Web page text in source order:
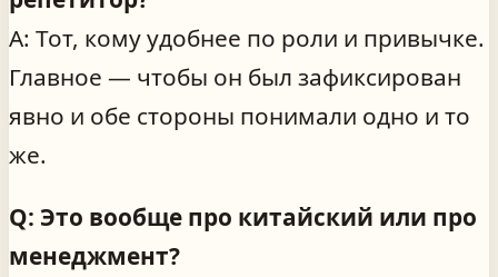
A: Тот, кому удобнее по роли и привычке.
Главное — чтобы он был зафиксирован
явно и обе стороны понимали одно и то
же.
Q: Это вообще про китайский или про
менеджмент?